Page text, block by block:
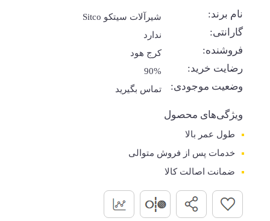
نام برند: شیرآلات سیتکو Sitco
گارانتی: ندارد
فروشنده: کرج هود
رضایت خرید: 90%
وضعیت موجودی: تماس بگیرید
ویژگی‌های محصول
طول عمر بالا
خدمات پس از فروش متوالی
ضمانت اصالت کالا